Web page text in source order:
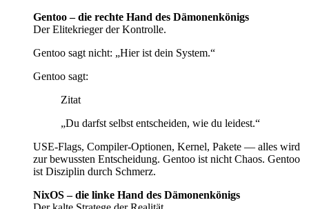
Gentoo – die rechte Hand des Dämonenkönigs
Der Elitekrieger der Kontrolle.
Gentoo sagt nicht: „Hier ist dein System.“
Gentoo sagt:
Zitat
„Du darfst selbst entscheiden, wie du leidest.“
USE-Flags, Compiler-Optionen, Kernel, Pakete — alles wird
zur bewussten Entscheidung. Gentoo ist nicht Chaos. Gentoo
ist Disziplin durch Schmerz.
NixOS – die linke Hand des Dämonenkönigs